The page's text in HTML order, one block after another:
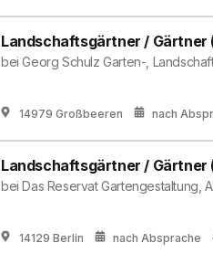
Landschaftsgärtner / Gärtner
beiGeorg Schulz Garten-,
14979 Großbeeren nach
Landschaftsgärtner / Gärtner
beiDas Reservat Gartengestaltung,
14129 Berlin nach Absprache